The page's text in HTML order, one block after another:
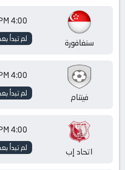
سنغافورة
4:00 PM
لم تبدأ
فيتنام
4:00 PM
لم تبدأ
اتحاد إب
4:00 PM
لم تبدأ